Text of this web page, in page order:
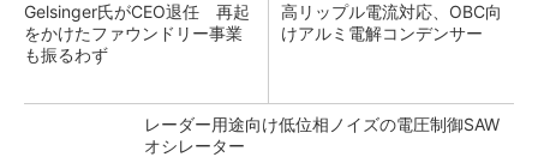
Gelsinger氏がCEO退任 再起
をかけたファウンドリー事業
も振るわず
高リップル電流対応、OBC向
けアルミ電解コンデンサー
レーダー用途向け低位相ノイズの電圧制御SAW
オシレーター